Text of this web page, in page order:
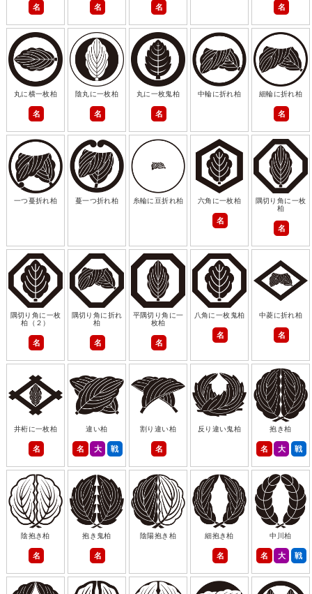
名 名 名 名
丸に横一枚柏
名
陰丸に一枚柏
名
丸に一枚鬼柏
名
中輪に折れ柏 細輪に折れ柏
名
一つ蔓折れ柏 蔓一つ折れ柏 糸輪に豆折れ柏 六角に一枚柏
名
隅切り角に一枚
柏
名
隅切り角に一枚
柏（２）
名
隅切り角に折れ
柏
名
平隅切り角に一
枚柏
名
八角に一枚鬼柏
名
中菱に折れ柏
名
井桁に一枚柏
名
違い柏
名 大 戦
割り違い柏
名
反り違い鬼柏 抱き柏
名 大 戦
陰抱き柏
名
抱き鬼柏
名
陰陽抱き柏 細抱き柏
名
中川柏
名 大 戦